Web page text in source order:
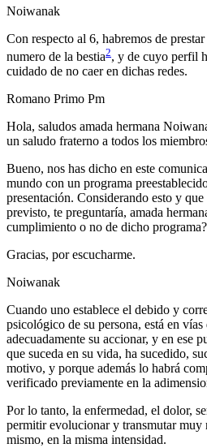
Noiwanak
Con respecto al 6, habremos de
numero de la bestia2, y de cuyo perfil
cuidado de no caer en dichas redes.
Romano Primo Pm
Hola, saludos amada hermana
un saludo fraterno a todos los
Bueno, nos has dicho en este
mundo con un programa
presentación. Considerando esto y
previsto, te preguntaría, amada
cumplimiento o no de dicho programa?
Gracias, por escucharme.
Noiwanak
Cuando uno establece el debido y
psicológico de su persona, está en
adecuadamente su accionar, y en ese
que suceda en su vida, ha sucedido,
motivo, y porque además lo habrá
verificado previamente en la
Por lo tanto, la enfermedad, el dolor,
permitir evolucionar y transmutar muy
mismo, en la misma intensidad.